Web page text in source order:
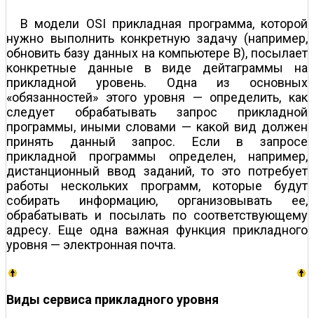
В модели OSI прикладная программа, которой
нужно выполнить конкретную задачу (например,
обновить базу данных на компьютере В), посылает
конкретные данные в виде дейтаграммы на
прикладной уровень. Одна из основных
«обязанностей» этого уровня — определить, как
следует обрабатывать запрос прикладной
программы, иными словами — какой вид должен
принять данный запрос. Если в запросе
прикладной программы определен, например,
дистанционный ввод заданий, то это потребует
работы нескольких программ, которые будут
собирать информацию, организовывать ее,
обрабатывать и посылать по соответствующему
адресу. Еще одна важная функция прикладного
уровня — электронная почта.
Виды сервиса прикладного уровня